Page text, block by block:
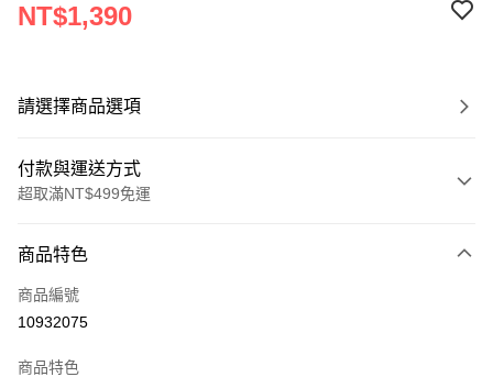
NT$1,390
請選擇商品選項
付款與運送方式
超取滿NT$499免運
信用卡一次付款
超商取貨付款
商品特色
商品編號
10932075
商品特色